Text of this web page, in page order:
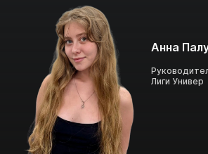
Анна
Лиги Универ